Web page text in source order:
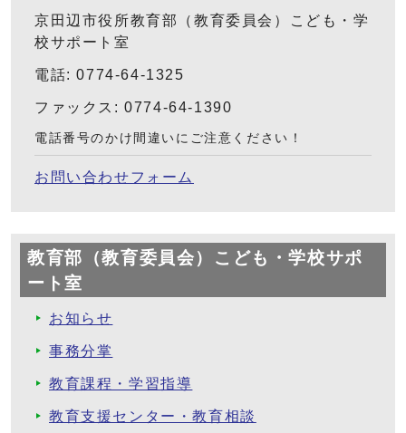
京田辺市役所教育部（教育委員会）こども・学
校サポート室
電話: 0774-64-1325
ファックス: 0774-64-1390
電話番号のかけ間違いにご注意ください！
お問い合わせフォーム
教育部（教育委員会）こども・学校サポ
ート室
お知らせ
事務分掌
教育課程・学習指導
教育支援センター・教育相談